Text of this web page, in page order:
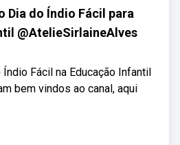
Dia do Índio Fácil para
@AtelieSirlaineAlves
Fácil na Educação Infantil
bem vindos ao canal, aqui